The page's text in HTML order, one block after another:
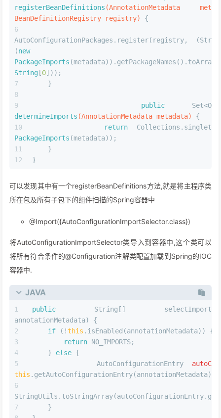
registerBeanDefinitions (AnnotationMetadata
BeanDefinitionRegistry registry)
{
AutoConfigurationPackages.register(registry,
(new
PackageImports (metadata)).getPackageNames().toArray(
String [0]));
    }
public
determineImports (AnnotationMetadata metadata)
{
return
PackageImports (metadata));
    }
}
可以发现其中有一个registerBeanDefinitions方法,就是将主程序类
所在包及所有子包下的组件扫描的Spring容器中
@Import({AutoConfigurationImportSelector.class})
将AutoConfigurationImportSelector类导入到容器中,这个类可以
将所有符合条件的@Configuration注解类配置加载到Spring的IOC
容器中.
JAVA
public String[]
annotationMetadata) {
if (!this .isEnabled(annotationMetadata)) {
return NO_IMPORTS;
    }
else {
AutoConfigurationEntry
this .getAutoConfigurationEntry(annotationMetadata);
    }